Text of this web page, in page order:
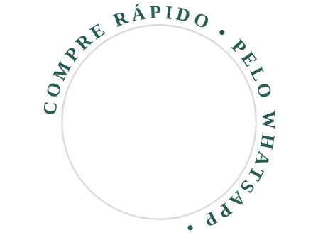
COMPRE RÁPIDO • PELO WHATSAPP •